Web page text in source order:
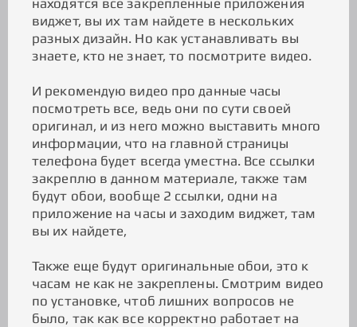
находятся все закрепленные приложения
виджет, вы их там найдете в нескольких
разных дизайн. Но как устанавливать вы
знаете, кто не знает, то посмотрите видео.
И рекомендую видео про данные часы
посмотреть все, ведь они по сути своей
оригинал, и из него можно выставить много
информации, что на главной страницы
телефона будет всегда уместна. Все ссылки
закреплю в данном материале, также там
будут обои, вообще 2 ссылки, одни на
приложение на часы и заходим виджет, там
вы их найдете,
Также еще будут оригинальные обои, это к
часам не как не закреплены. Смотрим видео
по установке, чтоб лишних вопросов не
было, так как все корректно работает на